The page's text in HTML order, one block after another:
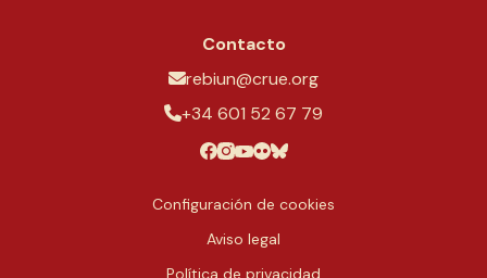
Contacto
rebiun@crue.org
+34 601 52 67 79
Configuración de cookies
Aviso legal
Política de privacidad